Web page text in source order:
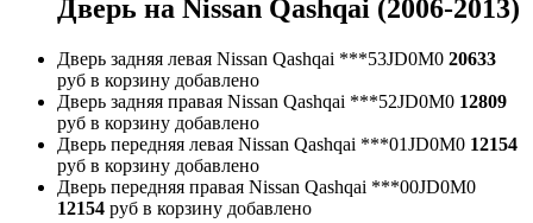
Дверь на Nissan Qashqai (2006-2013)
Дверь задняя левая Nissan Qashqai ***53JD0M0 20633
руб в корзину добавлено
Дверь задняя правая Nissan Qashqai ***52JD0M0 12809
руб в корзину добавлено
Дверь передняя левая Nissan Qashqai ***01JD0M0 12154
руб в корзину добавлено
Дверь передняя правая Nissan Qashqai ***00JD0M0
12154 руб в корзину добавлено